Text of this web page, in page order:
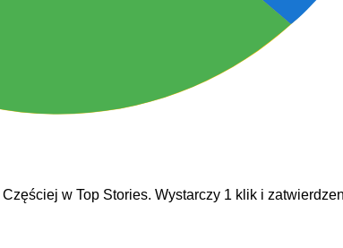
Częściej w Top Stories. Wystarczy 1 klik i